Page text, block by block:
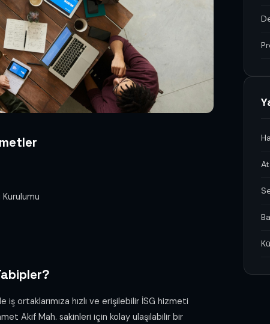
ortaklarımıza hızlı ve erişilebilir İSG hizmeti
Akif Mah. sakinleri için kolay ulaşılabilir bir